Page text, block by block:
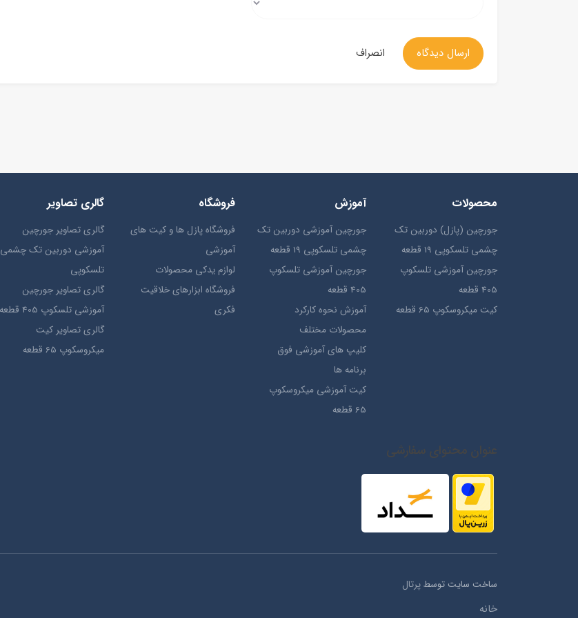
ارسال دیدگاه انصراف
محصولات
جورچین (پازل) دوربین تک
چشمی تلسکوپی 19 قطعه
جورچین آموزشی تلسکوپ
405 قطعه
کیت میکروسکوپ 65 قطعه
آموزش
جورچین آموزشی دوربین تک
چشمی تلسکوپی 19 قطعه
جورچین آموزشی تلسکوپ
405 قطعه
آموزش نحوه کارکرد
محصولات مختلف
کلیپ های آموزشی فوق
برنامه ها
کیت آموزشی میکروسکوپ
65 قطعه
فروشگاه
فروشگاه پازل ها و کیت های
آموزشی
لوازم یدکی محصولات
فروشگاه ابزارهای خلاقیت
فکری
گالری تصاویر
گالری تصاویر جورچین
آموزشی دوربین تک چشمی
تلسکوپی
گالری تصاویر جورچین
آموزشی تلسکوپ 405 قطعه
گالری تصاویر کیت
میکروسکوپ 65 قطعه
عنوان محتوای سفارشی
ساخت سایت توسطپرتال
خانه